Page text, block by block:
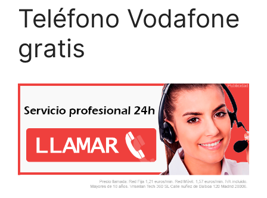
Teléfono Vodafone
gratis